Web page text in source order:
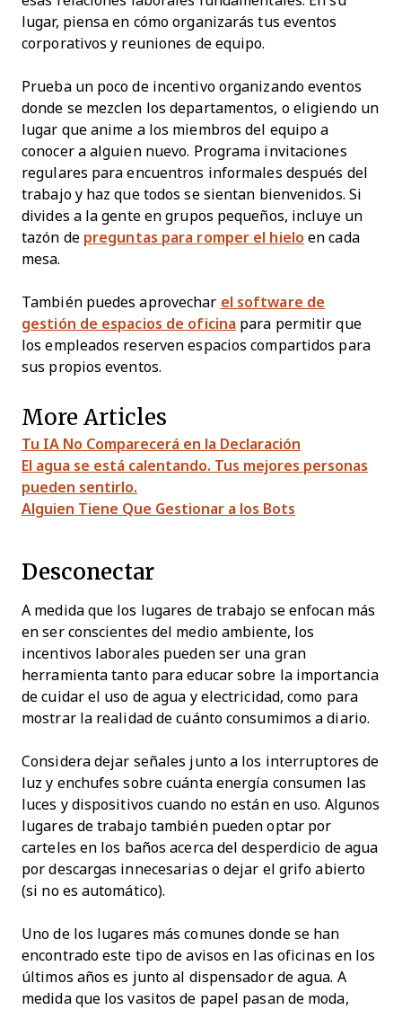
lugar, piensa en cómo organizarás tus eventos
corporativos y reuniones de equipo.
Prueba un poco de incentivo organizando eventos
donde se mezclen los departamentos, o eligiendo un
lugar que anime a los miembros del equipo a
conocer a alguien nuevo. Programa invitaciones
regulares para encuentros informales después del
trabajo y haz que todos se sientan bienvenidos. Si
divides a la gente en grupos pequeños, incluye un
tazón de preguntas para romper el hielo en cada
mesa.
También puedes aprovechar el software de
gestión de espacios de oficina para permitir que
los empleados reserven espacios compartidos para
sus propios eventos.
More Articles
Tu IA No Comparecerá en la Declaración
El agua se está calentando. Tus mejores personas
pueden sentirlo.
Alguien Tiene Que Gestionar a los Bots
Desconectar
A medida que los lugares de trabajo se enfocan más
en ser conscientes del medio ambiente, los
incentivos laborales pueden ser una gran
herramienta tanto para educar sobre la importancia
de cuidar el uso de agua y electricidad, como para
mostrar la realidad de cuánto consumimos a diario.
Considera dejar señales junto a los interruptores de
luz y enchufes sobre cuánta energía consumen las
luces y dispositivos cuando no están en uso. Algunos
lugares de trabajo también pueden optar por
carteles en los baños acerca del desperdicio de agua
por descargas innecesarias o dejar el grifo abierto
(si no es automático).
Uno de los lugares más comunes donde se han
encontrado este tipo de avisos en las oficinas en los
últimos años es junto al dispensador de agua. A
medida que los vasitos de papel pasan de moda,